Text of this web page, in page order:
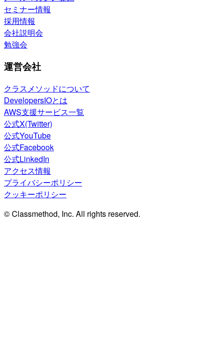
セミナー情報
採用情報
会社説明会
勉強会
運営会社
クラスメソッドについて
DevelopersIOとは
AWS支援サービス一覧
公式X(Twitter)
公式YouTube
公式Facebook
公式LinkedIn
アクセス情報
プライバシーポリシー
クッキーポリシー
© Classmethod, Inc. All rights reserved.